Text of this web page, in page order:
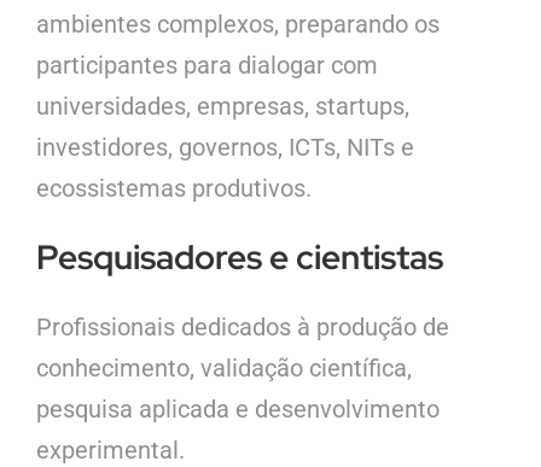
ambientes complexos, preparando os
participantes para dialogar com
universidades, empresas, startups,
investidores, governos, ICTs, NITs e
ecossistemas produtivos.
Pesquisadores e cientistas
Profissionais dedicados à produção de
conhecimento, validação científica,
pesquisa aplicada e desenvolvimento
experimental.